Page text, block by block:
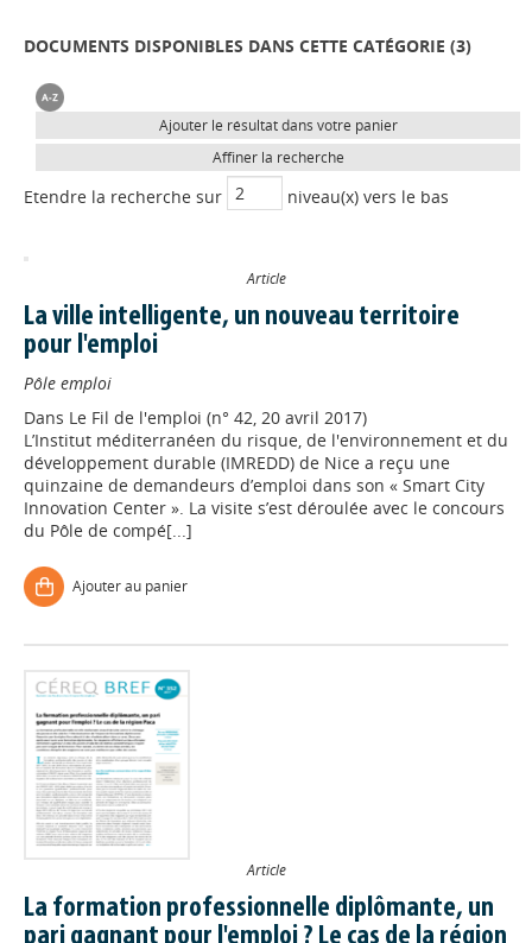
DOCUMENTS DISPONIBLES DANS CETTE CATÉGORIE (3)
Ajouter le résultat dans votre panier
Affiner la recherche
Etendre la recherche sur niveau(x) vers le bas
Article
La ville intelligente, un nouveau territoire
pour l'emploi
Pôle emploi
Dans Le Fil de l'emploi (n° 42, 20 avril 2017)
L’Institut méditerranéen du risque, de l'environnement et du
développement durable (IMREDD) de Nice a reçu une
quinzaine de demandeurs d’emploi dans son « Smart City
Innovation Center ». La visite s’est déroulée avec le concours
du Pôle de compé[...]
Ajouter au panier
Article
La formation professionnelle diplômante, un
pari gagnant pour l'emploi ? Le cas de la région